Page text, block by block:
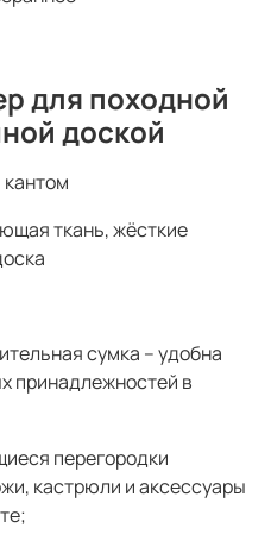
для походной
доской
ткань, жёсткие
сумка – удобна
принадлежностей в
перегородки
кастрюли и аксессуары